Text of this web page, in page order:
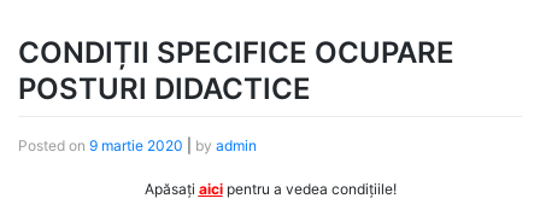
CONDIȚII SPECIFICE OCUPARE
POSTURI DIDACTICE
Posted on 9 martie 2020 by admin
Apăsați aicipentru a vedea condițiile!